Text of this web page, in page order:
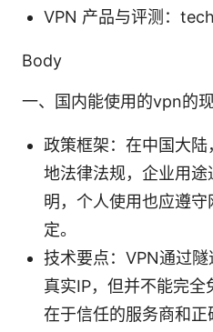
VPN 产品与评测：
Body
一、国内能使用的vpn的
政策框架：在中国大
地法律法规，企业用
明，个人使用也应遵
定。
技术要点：VPN通过
真实IP，但并不能完
在于信任的服务商和正